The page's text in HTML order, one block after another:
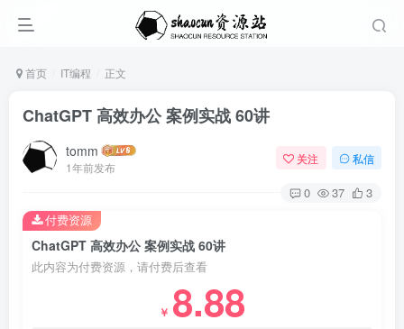
首页 IT编程 正文
ChatGPT 高效办公 案例实战 60讲
tomm
1年前发布
关注 私信
0 37 3
ChatGPT 高效办公 案例实战 60讲
此内容为付费资源，请付费后查看
￥ 8.88
付费资源